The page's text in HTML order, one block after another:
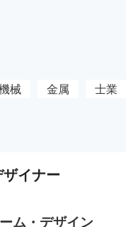
械 金属
士業
ザイナー
ム・デザイン